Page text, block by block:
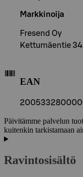
Markkinoija
Fresend Oy
Kettumäentie
EAN
Päivitämme palvelun
kuitenkin tarkistamaan
Ravintosisältö